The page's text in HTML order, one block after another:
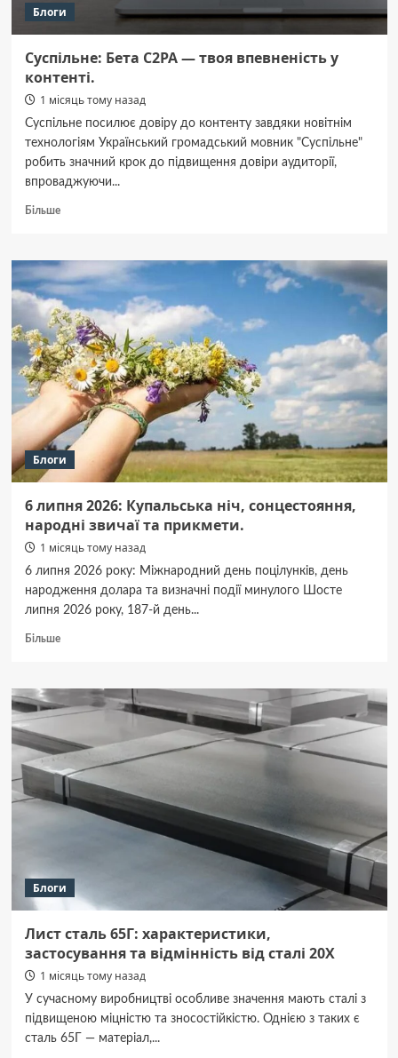
Блоги
Суспільне: Бета C2PA — твоя впевненість у
контенті.
1 місяць тому назад
Суспільне посилює довіру до контенту завдяки новітнім
технологіям Український громадський мовник "Суспільне"
робить значний крок до підвищення довіри аудиторії,
впроваджуючи...
БільшеДокладніше
Бета
C2PA
—
твоя
впевненість
у
контенті.
Блоги
6 липня 2026: Купальська ніч, сонцестояння,
народні звичаї та прикмети.
1 місяць тому назад
6 липня 2026 року: Міжнародний день поцілунків, день
народження долара та визначні події минулого Шосте
липня 2026 року, 187-й день...
БільшеДокладніше
липня
2026:
ніч,
сонцестояння,
народні
та
прикмети.
Блоги
Лист сталь 65Г: характеристики,
застосування та відмінність від сталі 20Х
1 місяць тому назад
У сучасному виробництві особливе значення мають сталі з
підвищеною міцністю та зносостійкістю. Однією з таких є
сталь 65Г — матеріал,...